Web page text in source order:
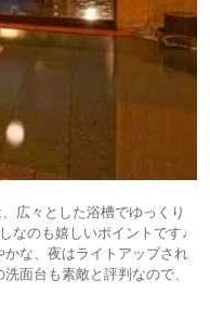
広々とした浴槽でゆっくり
なのも嬉しいポイントです♩
な、夜はライトアップされ
面台も素敵と評判なので、